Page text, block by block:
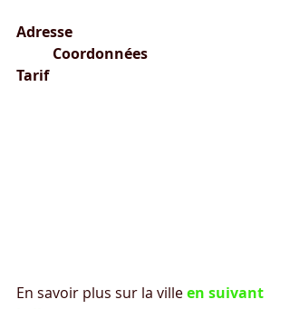
Adresse
Coordonnées
Tarif
En savoir plus sur la ville en suivant